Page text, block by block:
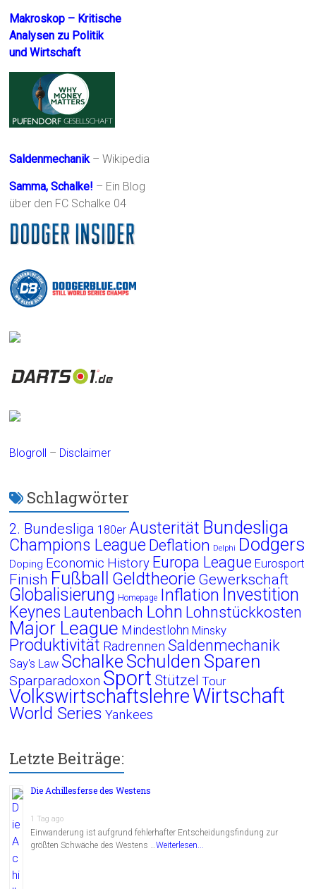
Makroskop – Kritische
Analysen zu Politik
und Wirtschaft
Saldenmechanik– Wikipedia
Samma, Schalke! – Ein Blog
über den FC Schalke 04
Blogroll – Disclaimer
Schlagwörter
2. Bundesliga 180er Austerität Bundesliga
Champions League Deflation Delphi Dodgers
Doping Economic History Europa League Eurosport
Finish Fußball Geldtheorie Gewerkschaft
Globalisierung Homepage Inflation Investition
Keynes Lautenbach Lohn Lohnstückkosten
Major League Mindestlohn Minsky
Produktivität Radrennen Saldenmechanik
Say's Law Schalke Schulden Sparen
Sparparadoxon Sport Stützel Tour
VolkswirtschaftslehreWirtschaft
World Series Yankees
Letzte Beiträge:
Die Achillesferse des Westens
1 Tag ago
Einwanderung ist aufgrund fehlerhafter Entscheidungsfindung zur
größten Schwäche des Westens …Weiterlesen...